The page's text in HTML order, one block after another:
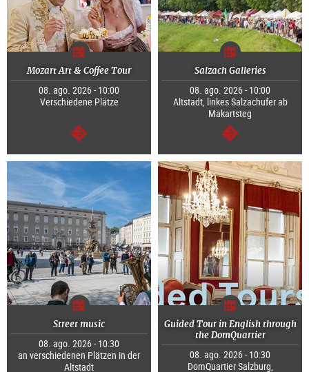
Mozart Art & Coffee Tour
08. ago. 2026 - 10:00
Verschiedene Plätze
continuar
Salzach Galleries
08. ago. 2026 - 10:00
Altstadt, linkes Salzachufer ab
Makartsteg
continuar
Street music
08. ago. 2026 - 10:30
an verschiedenen Plätzen in der
Altstadt
Guided Tour in English through
the DomQuartier
08. ago. 2026 - 10:30
DomQuartier Salzburg,